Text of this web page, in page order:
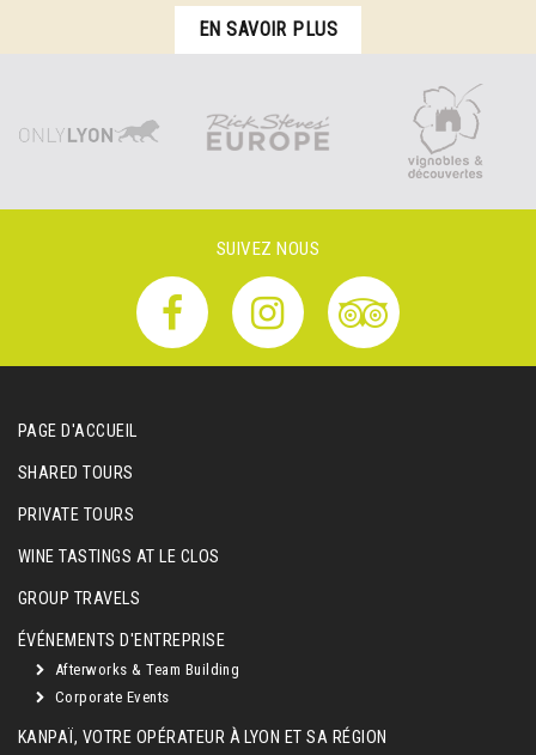
EN SAVOIR PLUS
SUIVEZ NOUS
PAGE D'ACCUEIL
SHARED TOURS
PRIVATE TOURS
WINE TASTINGS AT LE CLOS
GROUP TRAVELS
ÉVÉNEMENTS D'ENTREPRISE
Afterworks & Team Building
Corporate Events
KANPAÏ, VOTRE OPÉRATEUR À LYON ET SA RÉGION